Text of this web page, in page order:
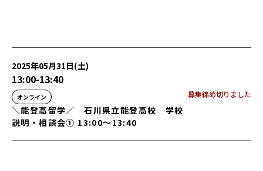
2025年05月31日(土)
13:00-13:40
オンライン
＼能登高留学／ 石川県立能登高校 学校
説明・相談会① 13:00～13:40
募集締め切りました